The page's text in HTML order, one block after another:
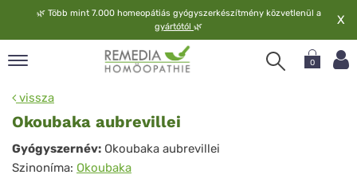
🌿 Több mint 7.000 homeopátiás gyógyszerkészítmény közvetlenül a
gyártótól 🌿 X
0
vissza
Okoubaka aubrevillei
Okoubaka
aubrevillei
Gyógyszernév: Okoubaka aubrevillei
Szinoníma: Okoubaka